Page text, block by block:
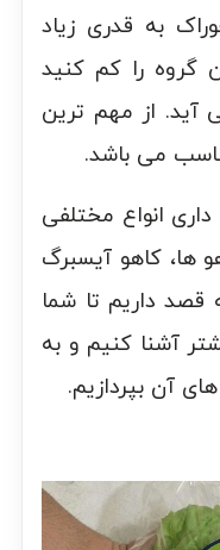
به قدری زیاد
را کم کنید
آید. از مهم ترین
می باشد.
انواع مختلفی
ها، کاهو آیسبرگ
قصد داریم تا شما
آشنا کنیم و به
آن بپردازیم.